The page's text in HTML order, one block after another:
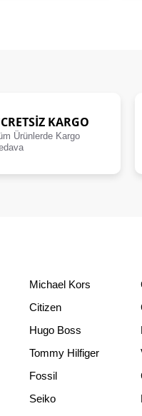
KARGO
Ürünlerde Kargo
Michael Kors
Citizen
Hugo Boss
Tommy Hilfiger
Fossil
Seiko